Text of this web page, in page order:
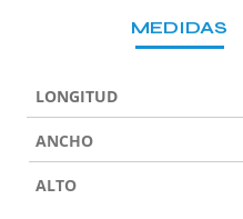
MEDIDAS
LONGITUD
ANCHO
ALTO